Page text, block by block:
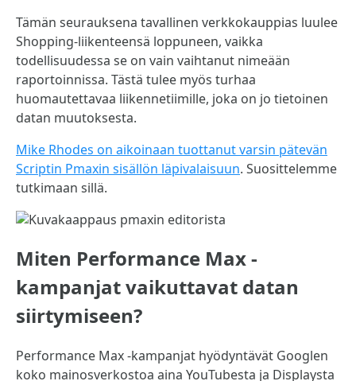
Tämän seurauksena tavallinen verkkokauppias luulee
Shopping-liikenteensä loppuneen, vaikka
todellisuudessa se on vain vaihtanut nimeään
raportoinnissa. Tästä tulee myös turhaa
huomautettavaa liikennetiimille, joka on jo tietoinen
datan muutoksesta.
Mike Rhodes on aikoinaan tuottanut varsin pätevän
Scriptin Pmaxin sisällön läpivalaisuun. Suosittelemme
tutkimaan sillä.
Miten Performance Max -
kampanjat vaikuttavat datan
siirtymiseen?
Performance Max -kampanjat hyödyntävät Googlen
koko mainosverkostoa aina YouTubesta ja Displaysta